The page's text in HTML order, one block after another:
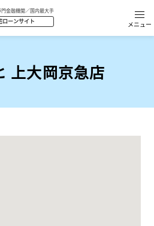
金融機関／国内最大手
ローンサイト
上大岡京急店